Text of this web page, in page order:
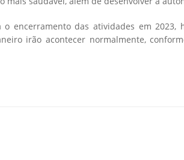
o encerramento das atividades em
irão acontecer normalmente,